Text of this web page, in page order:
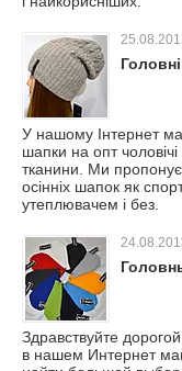
У нашому Інтернет
шапки на опт чоловічі
тканини. Ми
осінніх шапок як
утеплювачем і без.
Здравствуйте
в нашем Интернет